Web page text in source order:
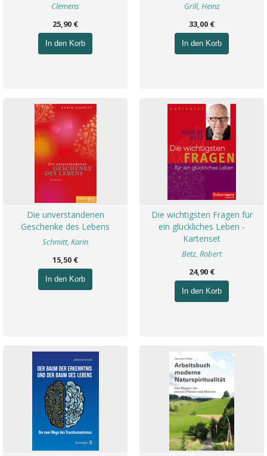
Clemens
25,90 €
In den Korb
Grill, Heinz
33,00 €
In den Korb
Die unverstandenen
Geschenke des Lebens
Schmitt, Karin
15,50 €
In den Korb
Die wichtigsten Fragen für
ein glückliches Leben -
Kartenset
Betz, Robert
24,90 €
In den Korb